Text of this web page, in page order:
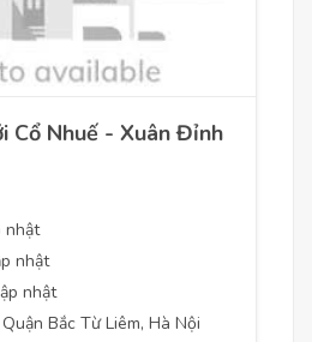
Cổ Nhuế - Xuân Đỉnh
nhật
nhật
nhật
Bắc Từ Liêm, Hà Nội